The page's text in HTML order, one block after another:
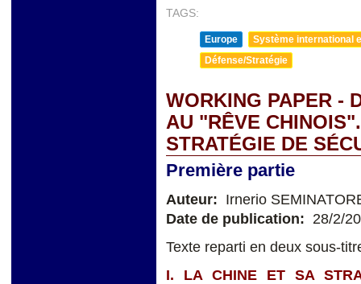
TAGS:
Europe
Système international
Défense/Stratégie
WORKING PAPER -
AU "RÊVE
STRATÉGIE DE
Première partie
Auteur: Irnerio
Date de publication: 28/2/
Texte reparti en deux sous-
I. LA CHINE ET SA